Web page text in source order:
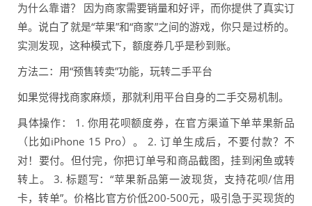
为什么靠谱？ 因为商家需要销量和好评，而你提供了真实订
单。说白了就是“苹果”和“商家”之间的游戏，你只是过桥的。
实测发现，这种模式下，额度券几乎是秒到账。
方法二：用“预售转卖”功能，玩转二手平台
如果觉得找商家麻烦，那就利用平台自身的二手交易机制。
具体操作： 1. 你用花呗额度券，在官方渠道下单苹果新品
（比如iPhone 15 Pro）。 2. 订单生成后，不要付款？不
对！要付。但付完，你把订单号和商品截图，挂到闲鱼或转
转上。 3. 标题写：“苹果新品第一波现货，支持花呗/信用
卡，转单”。价格比官方价低200-500元，吸引急于买现货的